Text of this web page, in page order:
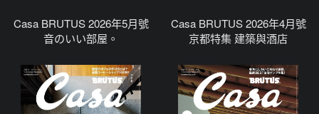
Casa BRUTUS 2026年5月號
音のいい部屋。
Casa BRUTUS 2026年4月號
京都特集 建築與酒店